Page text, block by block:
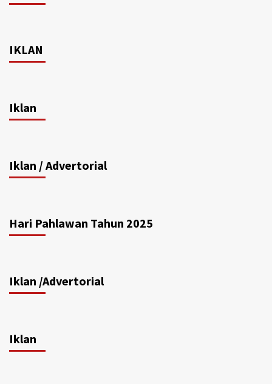
IKLAN
Iklan
Iklan / Advertorial
Hari Pahlawan Tahun 2025
Iklan /Advertorial
Iklan